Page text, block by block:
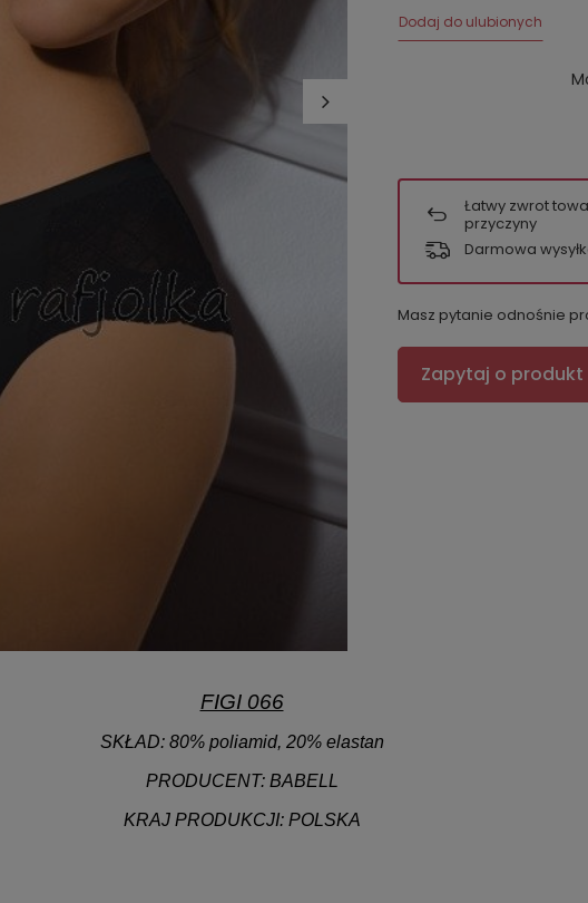
Dodaj do ulubionych
Łatwy zwrot
przyczyny
Darmowa
Masz pytanie odnośnie
Zapytaj o produkt
FIGI 066
SKŁAD:80% poliamid, 20% elastan
PRODUCENT: BABELL
KRAJ PRODUKCJI: POLSKA